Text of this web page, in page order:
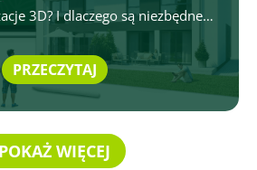
3D? I dlaczego są niezbędne…
PRZECZYTAJ
POKAŻ WIĘCEJ